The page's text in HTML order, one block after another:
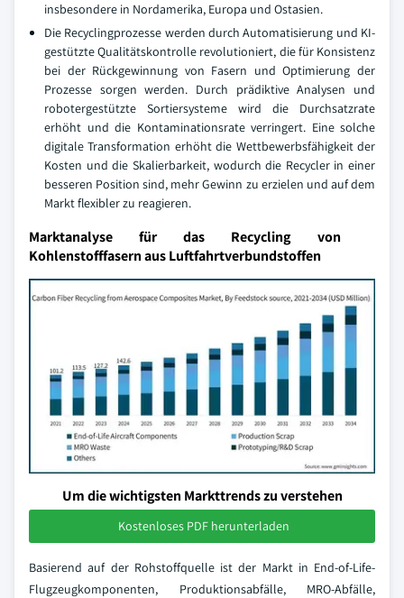
insbesondere in Nordamerika, Europa und Ostasien.
Die Recyclingprozesse werden durch Automatisierung und KI-
gestützte Qualitätskontrolle revolutioniert, die für Konsistenz
bei der Rückgewinnung von Fasern und Optimierung der
Prozesse sorgen werden. Durch prädiktive Analysen und
robotergestützte Sortiersysteme wird die Durchsatzrate
erhöht und die Kontaminationsrate verringert. Eine solche
digitale Transformation erhöht die Wettbewerbsfähigkeit der
Kosten und die Skalierbarkeit, wodurch die Recycler in einer
besseren Position sind, mehr Gewinn zu erzielen und auf dem
Markt flexibler zu reagieren.
Marktanalyse für das Recycling von
Kohlenstofffasern aus Luftfahrtverbundstoffen
Um die wichtigsten Markttrends zu verstehen
Kostenloses PDF herunterladen
Basierend auf der Rohstoffquelle ist der Markt in End-of-Life-
Flugzeugkomponenten, Produktionsabfälle, MRO-Abfälle,